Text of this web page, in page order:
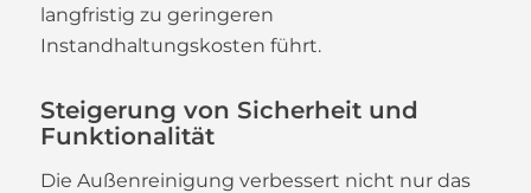
langfristig zu geringeren
Instandhaltungskosten führt.
Steigerung von Sicherheit und
Funktionalität
Die Außenreinigung verbessert nicht nur das